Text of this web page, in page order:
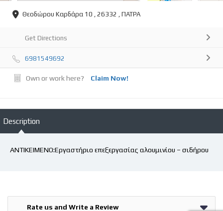
Θεοδώρου Καρδάρα 10 , 26332 , ΠΑΤΡΑ
Get Directions
6981549692
Own or work here? Claim Now!
Description
ΑΝΤΙΚΕΙΜΕΝΟ:Εργαστήριο επεξεργασίας αλουμινίου – σιδήρου
Rate us and Write a Review